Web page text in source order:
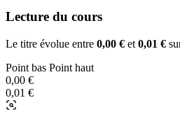
Lecture du cours
Le titre évolue entre 0,00 € et 0,01 €
Point bas Point haut
0,00 €
0,01 €